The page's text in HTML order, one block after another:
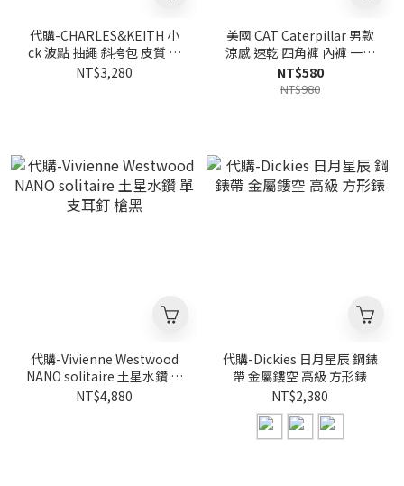
代購-CHARLES&KEITH 小
ck 波點 抽繩 斜挎包 皮質 水
桶包 手提包
NT$3,280
美國 CAT Caterpillar 男款
涼感 速乾 四角褲 內褲 一組
四件
NT$580
NT$980
代購-Vivienne Westwood
NANO solitaire 土星水鑽 單
支耳釘 槍黑
NT$4,880
代購-Dickies 日月星辰 鋼錶
帶 金屬鏤空 高級 方形錶
NT$2,380